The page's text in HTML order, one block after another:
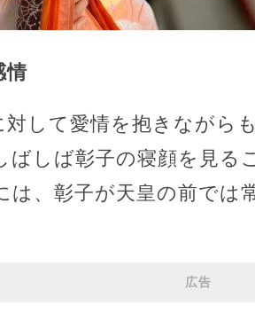
情
対して愛情を抱きながら
ばしば彰子の寝顔を見る
は、彰子が天皇の前では
広告